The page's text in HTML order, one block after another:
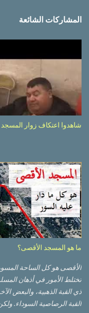
المشاركات الشائعة
شاهدوا اعتكاف زوار المسجد
ما هو المسجد الأقصى؟
الأقصى هو كل الساحة
تختلط الأمور في أذهان
ذي القبة الذهبية، والبعض
القبة الرصاصية السوداء.